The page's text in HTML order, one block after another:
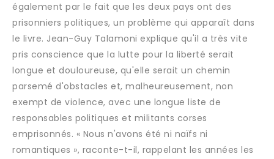
également par le fait que les deux pays ont des
prisonniers politiques, un problème qui apparaît dans
le livre. Jean-Guy Talamoni explique qu'il a très vite
pris conscience que la lutte pour la liberté serait
longue et douloureuse, qu'elle serait un chemin
parsemé d'obstacles et, malheureusement, non
exempt de violence, avec une longue liste de
responsables politiques et militants corses
emprisonnés. « Nous n'avons été ni naïfs ni
romantiques », raconte-t-il, rappelant les années les